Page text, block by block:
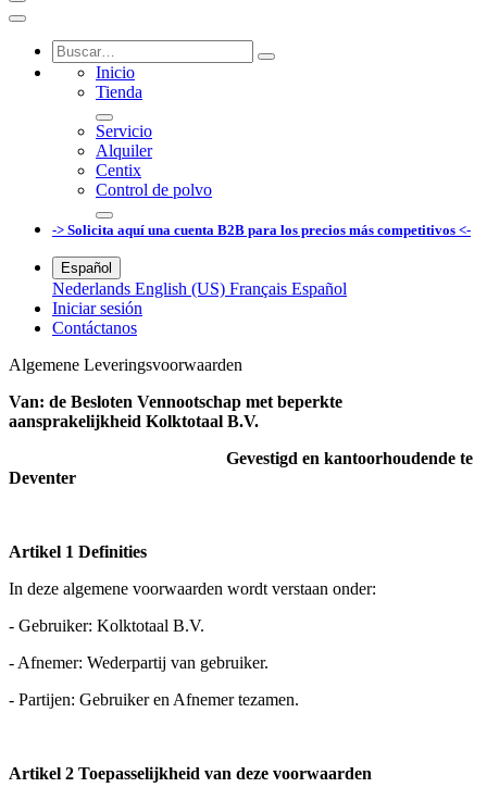
Inicio
Tienda
Servicio
Alquiler
Centix
Control de polvo
-> Solicita aquí una cuenta B2B para los precios más competitivos <-
Español
Nederlands English (US) Français Español
Iniciar sesión
Contáctanos
Algemene Leveringsvoorwaarden
Van: de Besloten Vennootschap met beperkte
aansprakelijkheid Kolktotaal B.V.
Gevestigd en kantoorhoudende te
Deventer
Artikel 1 Definities
In deze algemene voorwaarden wordt verstaan onder:
- Gebruiker: Kolktotaal B.V.
- Afnemer: Wederpartij van gebruiker.
- Partijen: Gebruiker en Afnemer tezamen.
Artikel 2 Toepasselijkheid van deze voorwaarden